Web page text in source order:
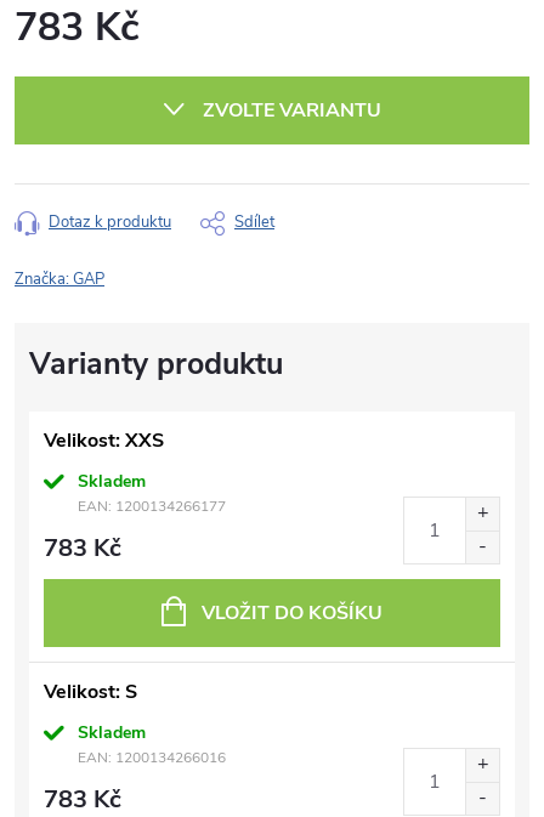
783 Kč
ZVOLTE VARIANTU
Dotaz k produktu Sdílet
Značka:GAP
Velikost: XXS
Skladem
EAN: 1200134266177
783 Kč
VLOŽIT DO KOŠÍKU
Velikost: S
Skladem
EAN: 1200134266016
783 Kč